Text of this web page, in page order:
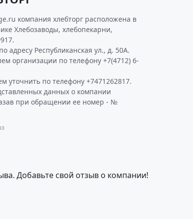
компания хлебторг расположена в
Хлебозаводы, хлебопекарни,
адресу Республиканская ул., д. 50А.
организации по телефону +7(4712) 6-
уточнить по телефону +7471262817.
данных о компании
при обращении ее номер - №
Добавьте свой отзыв о компании!